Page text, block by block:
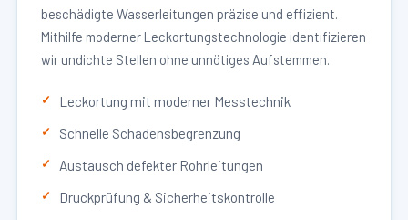
beschädigte Wasserleitungen präzise und effizient.
Mithilfe moderner Leckortungstechnologie identifizieren
wir undichte Stellen ohne unnötiges Aufstemmen.
Leckortung mit moderner Messtechnik
Schnelle Schadensbegrenzung
Austausch defekter Rohrleitungen
Druckprüfung & Sicherheitskontrolle